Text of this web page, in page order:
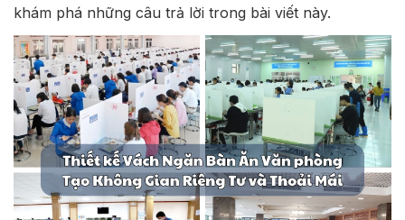
khám phá những câu trả lời trong bài viết này.